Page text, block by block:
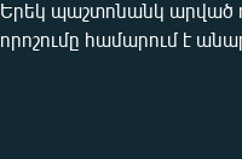
Երեկ պաշտոնանկ արված
որոշումը համարում է